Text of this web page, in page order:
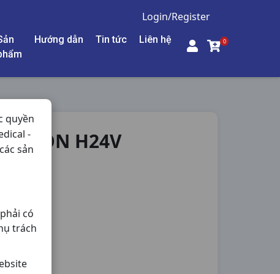
Login/Register
Hướng dẫn Tin tức Liên hệ 0
quyền
-
sản
có
trách
H24V